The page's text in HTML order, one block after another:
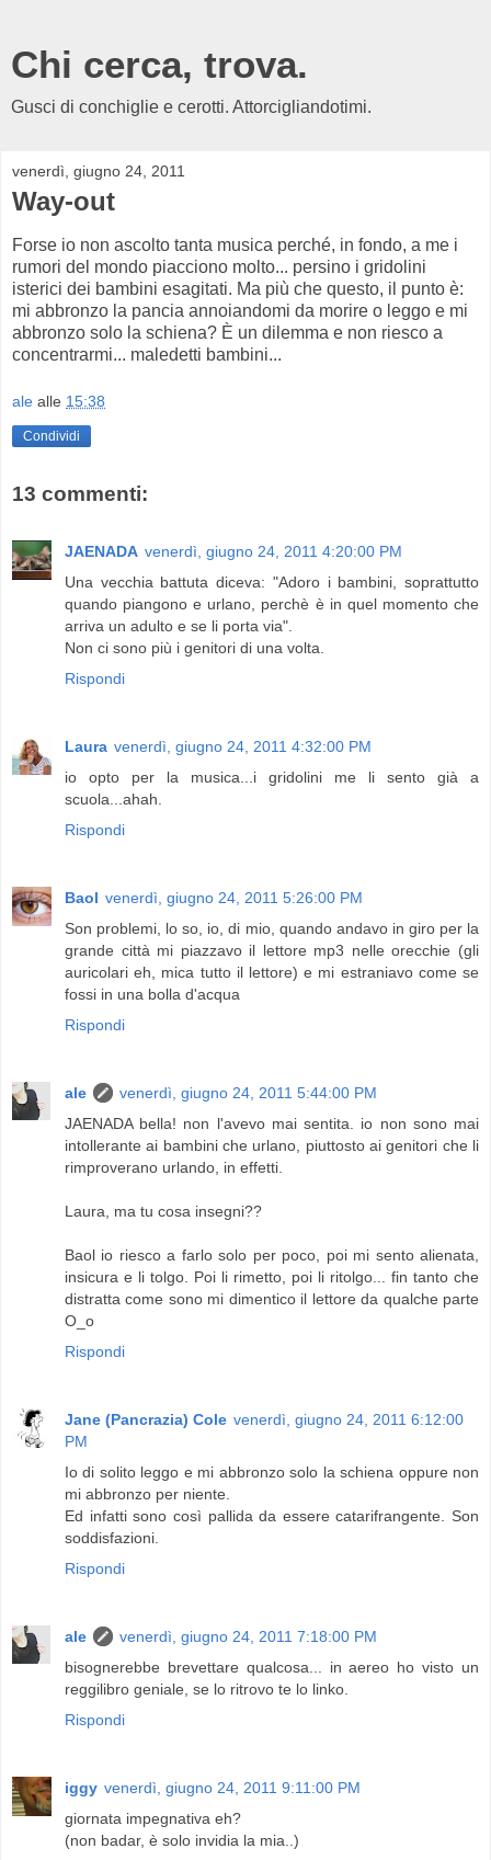
Chi cerca, trova.
Gusci di conchiglie e cerotti. Attorcigliandotimi.
venerdì, giugno 24, 2011
Way-out
Forse io non ascolto tanta musica perché, in fondo, a me i
rumori del mondo piacciono molto... persino i gridolini
isterici dei bambini esagitati. Ma più che questo, il punto è:
mi abbronzo la pancia annoiandomi da morire o leggo e mi
abbronzo solo la schiena? È un dilemma e non riesco a
concentrarmi... maledetti bambini...
ale alle 15:38
Condividi
13 commenti:
JAENADA venerdì, giugno 24, 2011 4:20:00 PM
Una vecchia battuta diceva: "Adoro i bambini, soprattutto
quando piangono e urlano, perchè è in quel momento che
arriva un adulto e se li porta via".
Non ci sono più i genitori di una volta.
Rispondi
Laura venerdì, giugno 24, 2011 4:32:00 PM
io opto per la musica...i gridolini me li sento già a
scuola...ahah.
Rispondi
Baol venerdì, giugno 24, 2011 5:26:00 PM
Son problemi, lo so, io, di mio, quando andavo in giro per la
grande città mi piazzavo il lettore mp3 nelle orecchie (gli
auricolari eh, mica tutto il lettore) e mi estraniavo come se
fossi in una bolla d'acqua
Rispondi
ale
venerdì, giugno 24, 2011 5:44:00 PM
JAENADA bella! non l'avevo mai sentita. io non sono mai
intollerante ai bambini che urlano, piuttosto ai genitori che li
rimproverano urlando, in effetti.
Laura, ma tu cosa insegni??
Baol io riesco a farlo solo per poco, poi mi sento alienata,
insicura e li tolgo. Poi li rimetto, poi li ritolgo... fin tanto che
distratta come sono mi dimentico il lettore da qualche parte
O_o
Rispondi
Jane (Pancrazia) Cole venerdì, giugno 24, 2011 6:12:00
PM
Io di solito leggo e mi abbronzo solo la schiena oppure non
mi abbronzo per niente.
Ed infatti sono così pallida da essere catarifrangente. Son
soddisfazioni.
Rispondi
ale
venerdì, giugno 24, 2011 7:18:00 PM
bisognerebbe brevettare qualcosa... in aereo ho visto un
reggilibro geniale, se lo ritrovo te lo linko.
Rispondi
iggy venerdì, giugno 24, 2011 9:11:00 PM
giornata impegnativa eh?
(non badar, è solo invidia la mia..)